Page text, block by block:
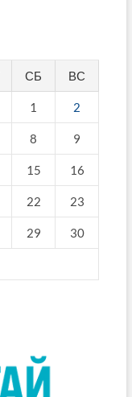
СБ ВС
1 2
8 9
15 16
22 23
29 30